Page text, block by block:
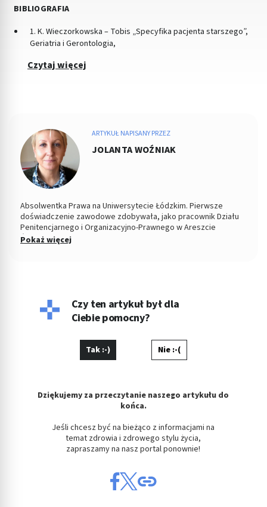
BIBLIOGRAFIA
1. K. Wieczorkowska – Tobis „Specyfika pacjenta starszego”,
Geriatria i Gerontologia,
Czytaj więcej
ARTYKUŁ NAPISANY PRZEZ
JOLANTA WOŹNIAK
Absolwentka Prawa na Uniwersytecie Łódzkim. Pierwsze
doświadczenie zawodowe zdobywała, jako pracownik Działu
Penitencjarnego i Organizacyjno-Prawnego w Areszcie
Śledczym w Łodzi. Od 2004 roku Zastępca Prezesa i Członek
Pokaż więcej
Czy ten artykuł był dla
Ciebie pomocny?
Tak :-) Nie :-(
Dziękujemy za przeczytanie naszego artykułu do
końca.
Jeśli chcesz być na bieżąco z informacjami na
temat zdrowia i zdrowego stylu życia,
zapraszamy na nasz portal ponownie!